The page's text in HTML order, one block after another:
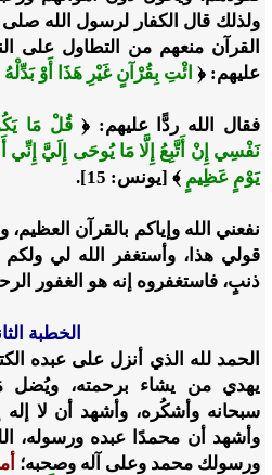
ولذلك قال الكفار لرسول الله صلى
القرآن منعهم من التطاول على
عليهم: ﴿ ائْتِ بِقُرْآنٍ غَيْرِ هَذَا أَوْ بَدِّلْهُ
فقال الله ردًّا عليهم: ﴿ قُلْ مَا
نَفْسِي إِنْ أَتَّبِعُ إِلَّا مَا يُوحَى إِلَيَّ
يَوْمٍ عَظِيمٍ ﴾ [يونس: 15].
نفعني الله وإياكم بالقرآن
قولي هذا، وأستغفر الله لي
ذنبٍ، فاستغفروه إنه هو الغفور
الخطبة
الحمد لله الذي أنزل على عبده
يهدي من يشاء برحمته، ويُضل
سبحانه وأشكُره، وأشهد أن لا إله
وأشهد أن محمدًا عبده ورسوله،
ورسولك محمد وعلى آله وصحبه؛